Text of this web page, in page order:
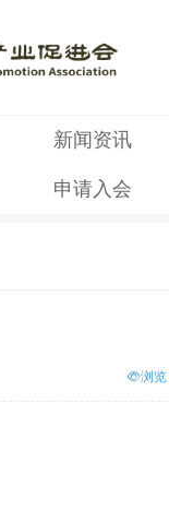
新闻资讯
申请入会
浏